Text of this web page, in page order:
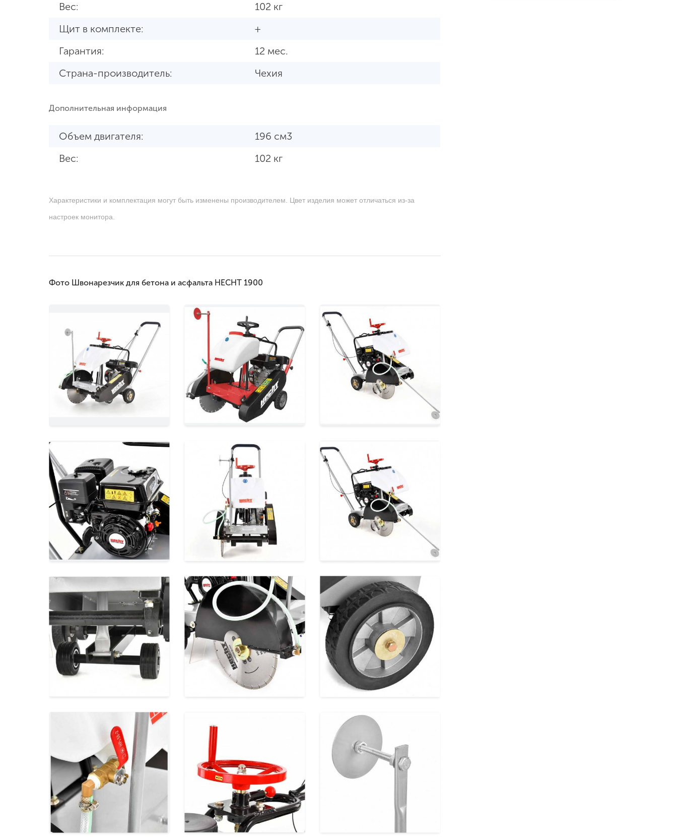
Вес:
102 кг
Щит в комплекте:
+
Гарантия:
12 мес.
Страна-производитель:
Чехия
Дополнительная информация
Объем двигателя:
196 см3
Вес:
102 кг
Характеристики и комплектация могут быть изменены производителем. Цвет изделия может отличаться из-за
настроек монитора.
Фото Швонарезчик для бетона и асфальта HECHT 1900